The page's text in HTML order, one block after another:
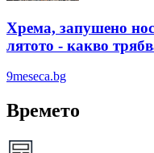
Хрема, запушено
лятотo - какво
9meseca.bg
Времето